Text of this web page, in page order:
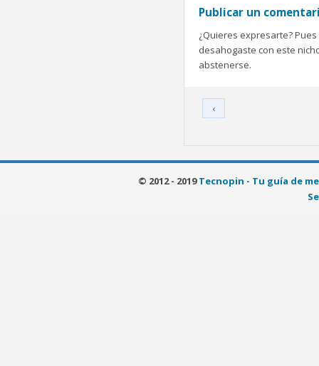
Publicar un
¿Quieres expresarte?
desahogaste con este
abstenerse.
‹
© 2012 - 2019Tecnopin - Tu guía de